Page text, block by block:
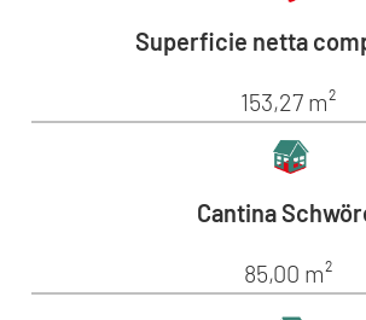
Superficie netta
153,27 m²
Cantina
85,00 m²